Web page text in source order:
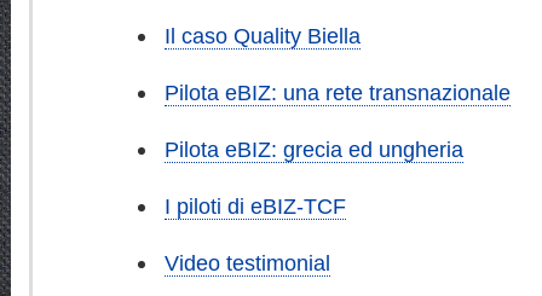
Il caso Quality Biella
Pilota eBIZ: una rete transnazionale
Pilota eBIZ: grecia ed ungheria
I piloti di eBIZ-TCF
Video testimonial